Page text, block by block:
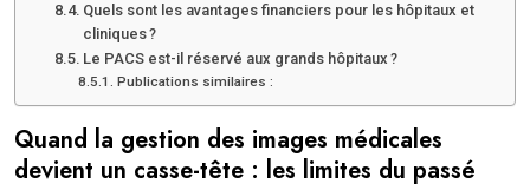
Quels sont les avantages financiers pour les hôpitaux et
cliniques ?
Le PACS est-il réservé aux grands hôpitaux ?
Publications similaires :
Quand la gestion des images médicales
devient un casse-tête : les limites du passé